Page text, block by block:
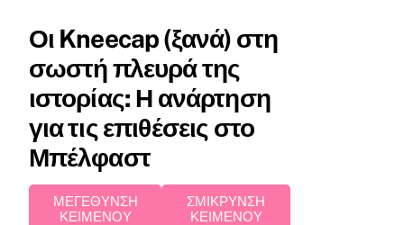
Οι Kneecap (ξανά) στη
σωστή πλευρά της
ιστορίας: Η ανάρτηση
για τις επιθέσεις στο
Μπέλφαστ
ΜΕΓΕΘΥΝΣΗ
ΚΕΙΜΕΝΟΥ
ΣΜΙΚΡΥΝΣΗ
ΚΕΙΜΕΝΟΥ